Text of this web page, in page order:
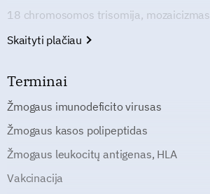
18 chromosomos trisomija, mozaicizmas
Skaityti plačiau
Terminai
Žmogaus imunodeficito virusas
Žmogaus kasos polipeptidas
Žmogaus leukocitų antigenas, HLA
Vakcinacija